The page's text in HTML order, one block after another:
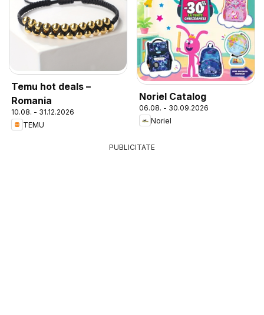
Temu hot deals –
Romania
10.08. - 31.12.2026
TEMU
Noriel Catalog
06.08. - 30.09.2026
Noriel
PUBLICITATE